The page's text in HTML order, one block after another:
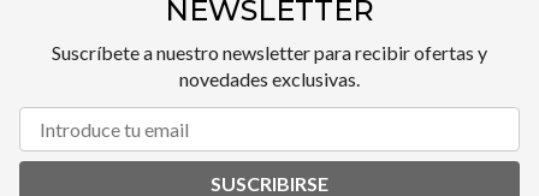
NEWSLETTER
Suscríbete a nuestro newsletter para recibir ofertas y
novedades exclusivas.
SUSCRIBIRSE